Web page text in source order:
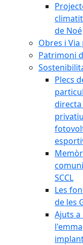
de Noé
Obres i Via
Patrimoni
Plecs
directa
SCCL
Les
de les
Ajuts